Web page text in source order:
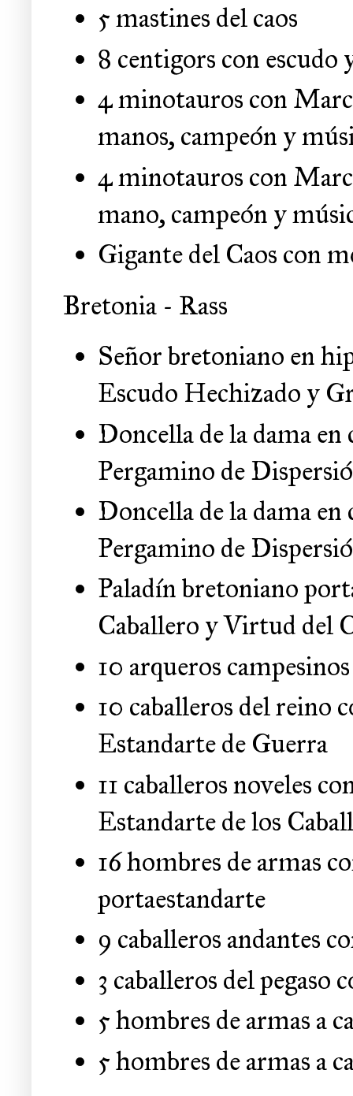
5 mastines del caos
8 centigors con
4 minotauros con
manos, campeón y
4 minotauros con
mano, campeón y
Gigante del Caos con
Bretonia - Rass
Señor bretoniano en
Escudo Hechizado y
Doncella de la dama en
Pergamino de
Doncella de la dama en
Pergamino de
Paladín bretoniano
Caballero y Virtud del
10 arqueros
10 caballeros del reino
Estandarte de Guerra
11 caballeros noveles
Estandarte de los
16 hombres de armas
portaestandarte
9 caballeros andantes
3 caballeros del pegaso
5 hombres de armas a
5 hombres de armas a